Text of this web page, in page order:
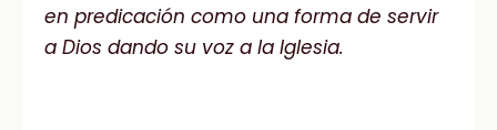
en predicación como una forma de servir
a Dios dando su voz a la Iglesia.